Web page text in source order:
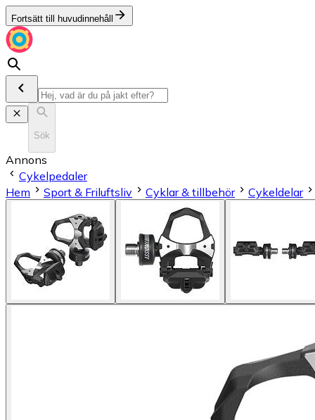
Fortsätt till huvudinnehåll
Sök
Annons
Cykelpedaler
Hem
Sport & Friluftsliv Cyklar & tillbehör Cykeldelar